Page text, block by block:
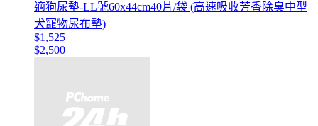
適狗尿墊-LL號60x44cm40片/袋 (高速吸收芳香除臭中型
犬寵物尿布墊)
$1,525
$2,500